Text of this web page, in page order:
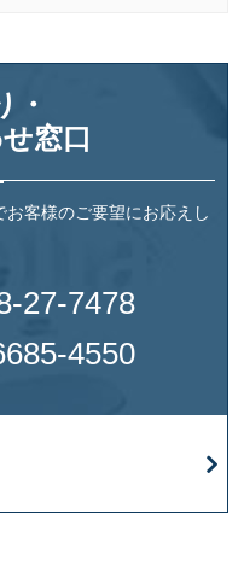
・
窓口
客様のご要望にお応えし
27-7478
4550